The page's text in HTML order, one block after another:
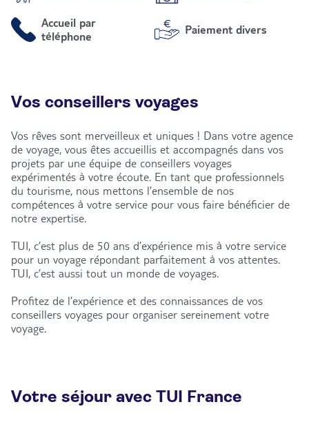
Accueil par
téléphone
Paiement divers
Vos conseillers voyages
Vos rêves sont merveilleux et uniques ! Dans votre agence
de voyage, vous êtes accueillis et accompagnés dans vos
projets par une équipe de conseillers voyages
expérimentés à votre écoute. En tant que professionnels
du tourisme, nous mettons l’ensemble de nos
compétences à votre service pour vous faire bénéficier de
notre expertise.
TUI, c’est plus de 50 ans d’expérience mis à votre service
pour un voyage répondant parfaitement à vos attentes.
TUI, c’est aussi tout un monde de voyages.
Profitez de l’expérience et des connaissances de vos
conseillers voyages pour organiser sereinement votre
voyage.
Votre séjour avec TUI France